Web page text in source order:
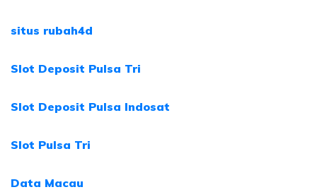
situs rubah4d
Slot Deposit Pulsa Tri
Slot Deposit Pulsa Indosat
Slot Pulsa Tri
Data Macau